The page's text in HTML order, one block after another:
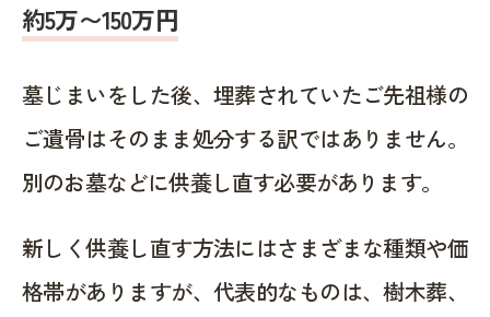
約5万〜150万円
墓じまいをした後、埋葬されていたご先祖様の
ご遺骨はそのまま処分する訳ではありません。
別のお墓などに供養し直す必要があります。
新しく供養し直す方法にはさまざまな種類や価
格帯がありますが、代表的なものは、樹木葬、